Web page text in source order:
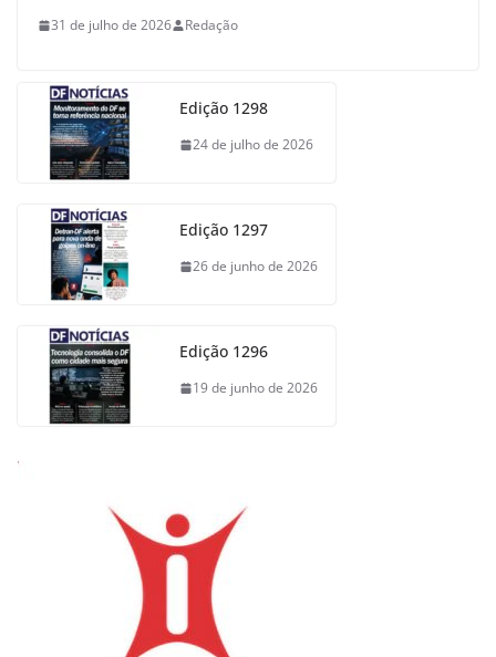
31 de julho de 2026 Redação
Edição 1298
24 de julho de 2026
Edição 1297
26 de junho de 2026
Edição 1296
19 de junho de 2026